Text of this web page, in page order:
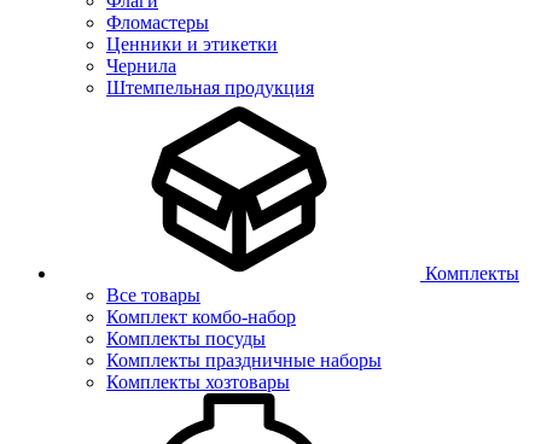
Фломастеры
Ценники и этикетки
Чернила
Штемпельная продукция
Комплекты
Все товары
Комплект комбо-набор
Комплекты посуды
Комплекты праздничные наборы
Комплекты хозтовары